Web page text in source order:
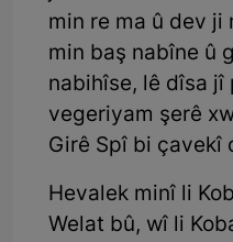
min re ma û dev
min baş nabîne û
nabihîse, lê dîsa
vegeriyam şerê
Girê Spî bi çavekî
Hevalek minî li
Welat bû, wî li